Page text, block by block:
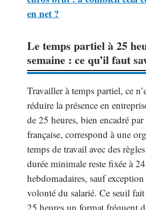
en net ?
Le temps partiel à 25
semaine : ce qu’il faut
Travailler à temps partiel, ce
réduire la présence en
de 25 heures, bien encadré
française, correspond à une
temps de travail avec des
durée minimale reste fixée à
hebdomadaires, sauf
volonté du salarié. Ce seuil
25 heures un format fréquent